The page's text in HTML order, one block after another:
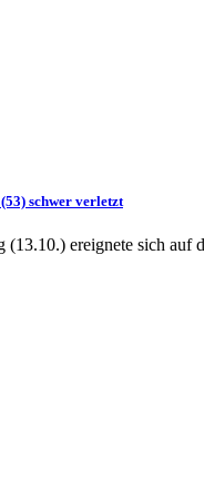
schwer verletzt
(13.10.) ereignete sich